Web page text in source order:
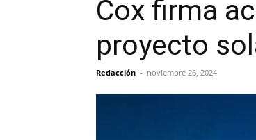
Cox firma
proyecto
Redacción - noviembre 26, 2024